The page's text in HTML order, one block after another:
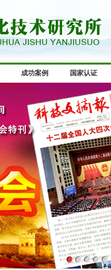
成功案例 国家认证